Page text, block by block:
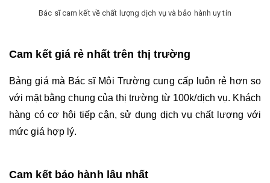
Bác sĩ cam kết về chất lượng dịch vụ và bảo hành uy tín
Cam kết giá rẻ nhất trên thị trường
Bảng giá mà Bác sĩ Môi Trường cung cấp luôn rẻ hơn so
với mặt bằng chung của thị trường từ 100k/dịch vụ. Khách
hàng có cơ hội tiếp cận, sử dụng dịch vụ chất lượng với
mức giá hợp lý.
Cam kết bảo hành lâu nhất